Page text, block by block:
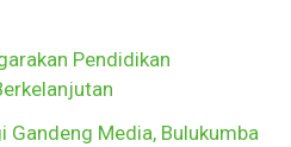
Pendidikan
Media, Bulukumba